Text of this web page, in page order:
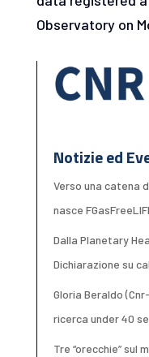
Observatory on
Notizie ed
Verso una catena
nasce
Dalla Planetary
Dichiarazione su
Gloria Beraldo
ricerca under 40
Tre “orecchie” sul